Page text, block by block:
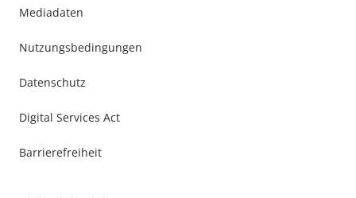
Mediadaten
Nutzungsbedingungen
Datenschutz
Digital Services Act
Barrierefreiheit